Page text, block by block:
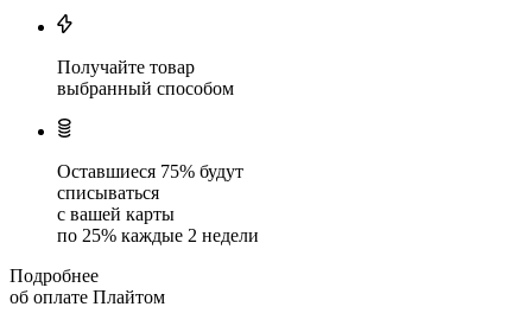
Получайте товар
выбранный способом
Оставшиеся 75% будут
списываться
с вашей карты
по 25% каждые 2 недели
Подробнее
об оплате Плайтом